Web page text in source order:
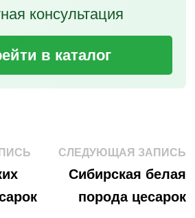
консультация
в каталог
Предыдущая
запись:
СЛЕДУЮЩАЯ ЗАПИСЬ
Сибирская белая
порода цесарок